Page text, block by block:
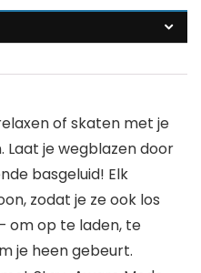
of skaten met je
Laat je wegblazen door
basgeluid! Elk
zodat je ze ook los
om op te laden, te
je heen gebeurt.